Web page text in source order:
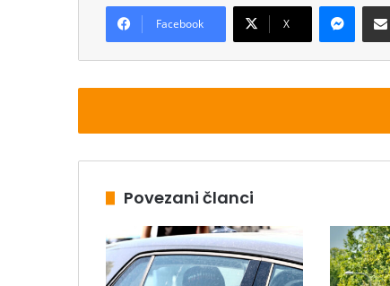
Facebook X
Povezani članci